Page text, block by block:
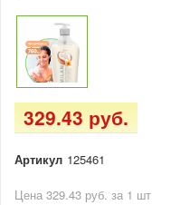
329.43 руб.
Артикул 125461
Цена 329.43 руб. за 1 шт